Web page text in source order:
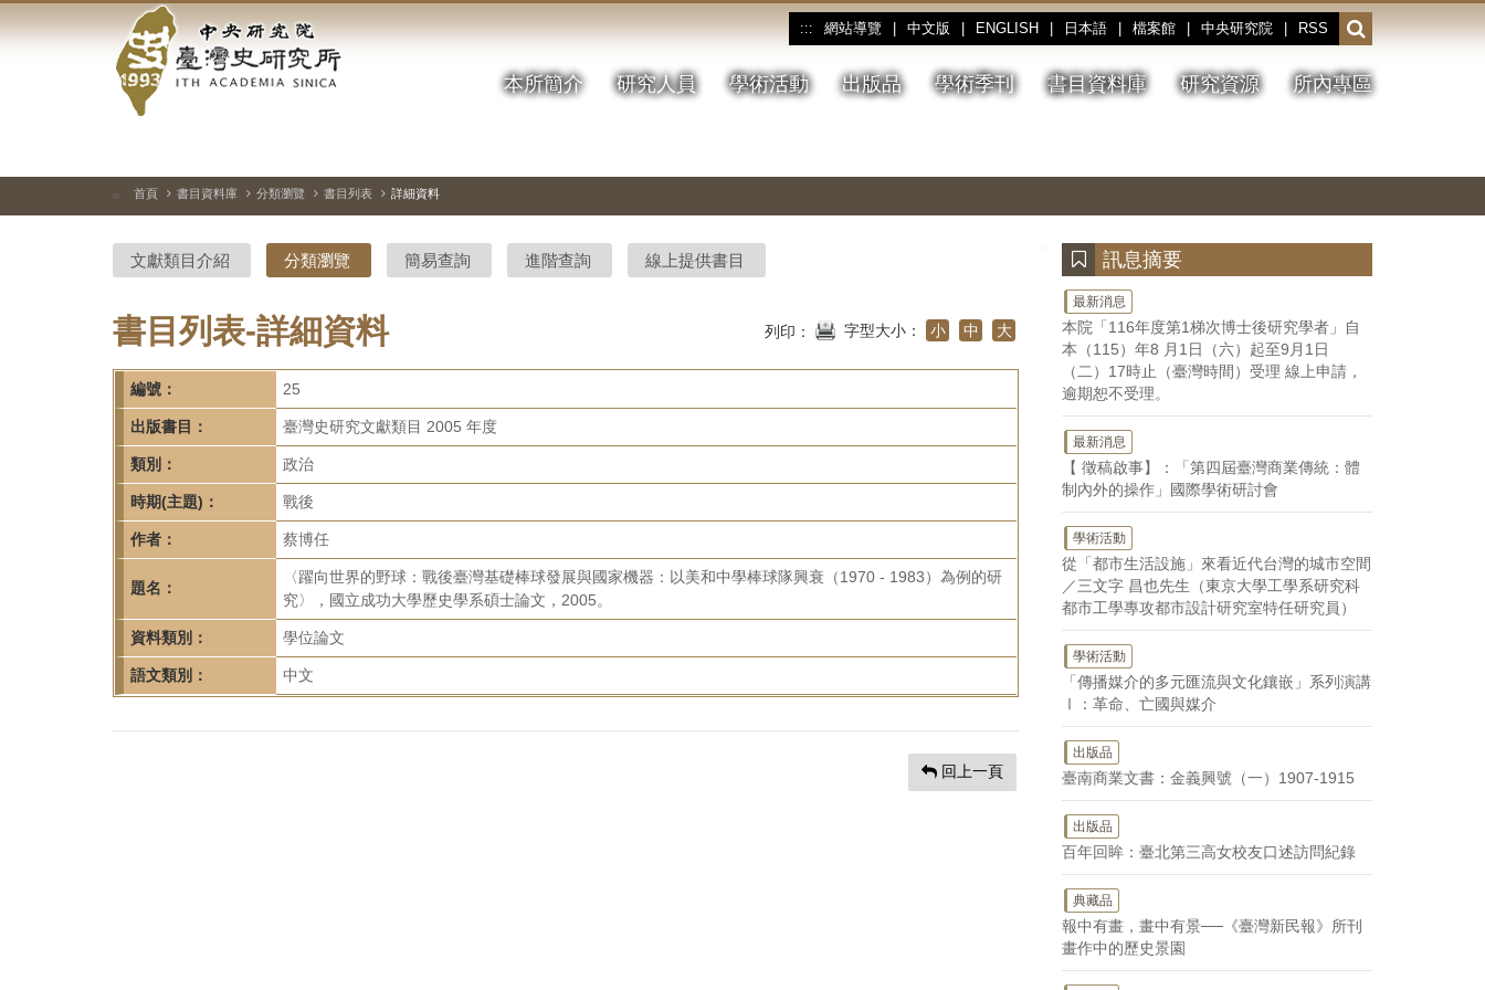
到
中
央
研
院-
臺
灣
史
研
究
所-
首
頁
::: 網站導覽 中文版 ENGLISH 日本語 檔案館 中央研究院 RSS
開
啟
或
收
本所簡介 研究人員 學術活動 出版品 學術季刊 書目資料庫 研究資源 所內專區
停、
圖
圖
結
::: 首頁 書目資料庫 分類瀏覽 書目列表 詳細資料
文獻類目介紹 分類瀏覽 簡易查詢 進階查詢 線上提供書目
書目列表-詳細資料 列印： 字型大小： 小 中 大
編號： 25
出版書目： 臺灣史研究文獻類目 2005 年度
類別： 政治
時期(主題)： 戰後
作者： 蔡博任
題名：
〈躍向世界的野球：戰後臺灣基礎棒球發展與國家機器：以美和中學棒球隊興衰（1970 - 1983）為例的研
究〉，國立成功大學歷史學系碩士論文，2005。
資料類別： 學位論文
語文類別： 中文
回上一頁
訊息摘要
最新消息
本院「116年度第1梯次博士後研究學者」自
本（115）年8 月1日（六）起至9月1日
（二）17時止（臺灣時間）受理 線上申請，
逾期恕不受理。
最新消息
【 徵稿啟事】：「第四屆臺灣商業傳統：體
制內外的操作」國際學術研討會
學術活動
從「都市生活設施」來看近代台灣的城市空間
／三文字 昌也先生（東京大學工學系研究科
都市工學專攻都市設計研究室特任研究員）
學術活動
「傳播媒介的多元匯流與文化鑲嵌」系列演講
Ⅰ：革命、亡國與媒介
出版品
臺南商業文書：金義興號（一）1907-1915
出版品
百年回眸：臺北第三高女校友口述訪問紀錄
典藏品
報中有畫，畫中有景──《臺灣新民報》所刊
畫作中的歷史景園